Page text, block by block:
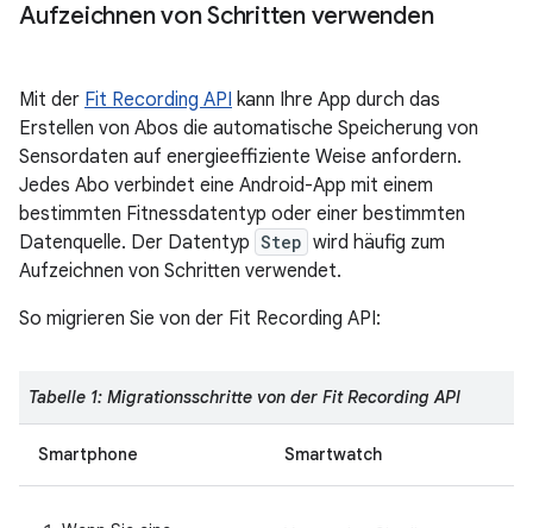
Aufzeichnen von Schritten verwenden
Mit der Fit Recording API kann Ihre App durch das
Erstellen von Abos die automatische Speicherung von
Sensordaten auf energieeffiziente Weise anfordern.
Jedes Abo verbindet eine Android-App mit einem
bestimmten Fitnessdatentyp oder einer bestimmten
Datenquelle. Der Datentyp Step wird häufig zum
Aufzeichnen von Schritten verwendet.
So migrieren Sie von der Fit Recording API:
Tabelle 1: Migrationsschritte von der Fit Recording API
Smartphone Smartwatch